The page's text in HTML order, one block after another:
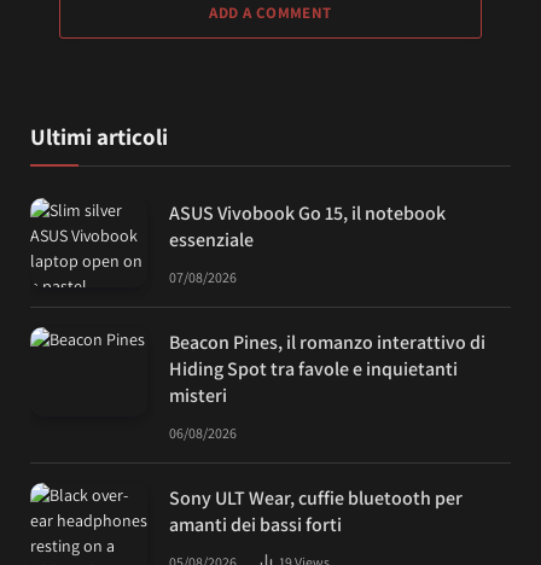
ADD A COMMENT
Ultimi articoli
ASUS Vivobook Go 15, il notebook
essenziale
07/08/2026
Beacon Pines, il romanzo interattivo di
Hiding Spot tra favole e inquietanti
misteri
06/08/2026
Sony ULT Wear, cuffie bluetooth per
amanti dei bassi forti